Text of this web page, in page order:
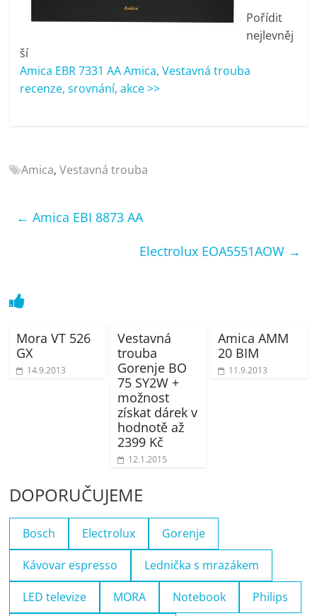
pračky,
televize,
notebooky,
bazény
Pořídit
nejlevněj
ší
Amica EBR 7331 AA Amica, Vestavná trouba
recenze, srovnání, akce >>
Amica,Vestavná trouba
← Amica EBI 8873 AA
Electrolux EOA5551AOW →
Mora VT 526
GX
14.9.2013
Vestavná
trouba
Gorenje BO
75 SY2W +
možnost
získat dárek v
hodnotě až
2399 Kč
12.1.2015
Amica AMM
20 BIM
11.9.2013
DOPORUČUJEME
Bosch Electrolux Gorenje
Kávovar espresso Lednička s mrazákem
LED televize MORA Notebook Philips